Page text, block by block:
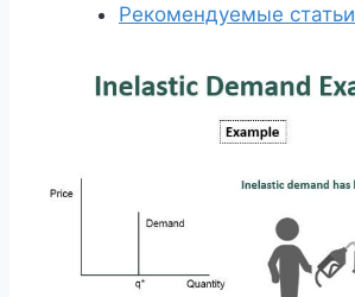
Рекомендуемые статьи